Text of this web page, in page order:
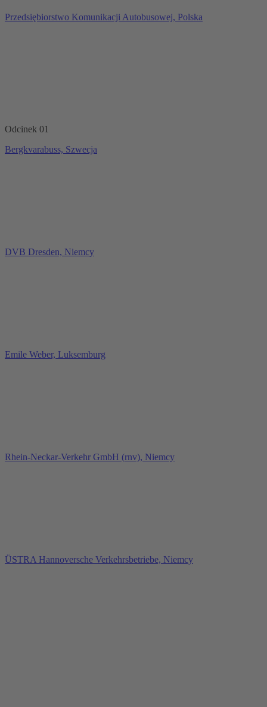
Przedsiębiorstwo Komunikacji Autobusowej, Polska
Odcinek 01
Bergkvarabuss, Szwecja
DVB Dresden, Niemcy
Emile Weber, Luksemburg
Rhein-Neckar-Verkehr GmbH (rnv), Niemcy
ÜSTRA Hannoversche Verkehrsbetriebe, Niemcy